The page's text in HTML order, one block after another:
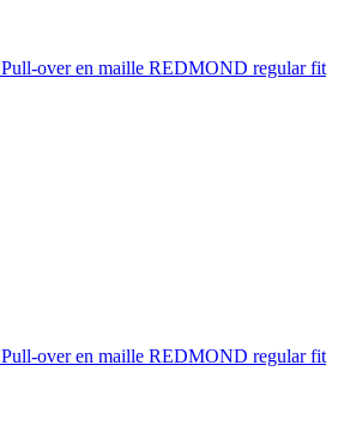
Pull-over en maille REDMOND regular fit
Pull-over en maille REDMOND regular fit